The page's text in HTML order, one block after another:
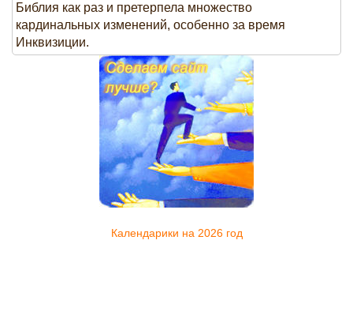
Библия как раз и претерпела множество
кардинальных изменений, особенно за время
Инквизиции.
Календарики на 2026 год